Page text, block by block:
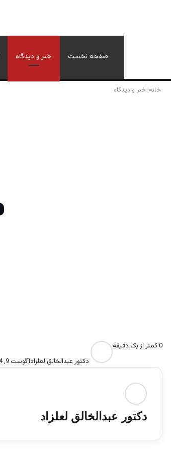
صفحه نخست خبر و دیدگاه
خانه/خبر و دیدگاه
دکتور عبدالخالق لعلزادآگوست 9, 2024
0کمتر از یک دقیقه
دکتور عبدالخالق لعلزاد